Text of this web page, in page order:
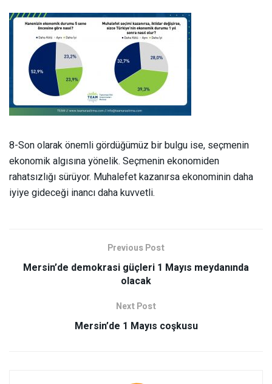
8-Son olarak önemli gördüğümüz bir bulgu ise, seçmenin
ekonomik algısına yönelik. Seçmenin ekonomiden
rahatsızlığı sürüyor. Muhalefet kazanırsa ekonominin daha
iyiye gideceği inancı daha kuvvetli.
Previous Post
Mersin’de demokrasi güçleri 1 Mayıs meydanında
olacak
Next Post
Mersin’de 1 Mayıs coşkusu